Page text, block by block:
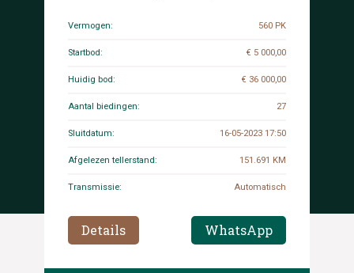
Vermogen: 560 PK
Startbod: € 5 000,00
Huidig bod: € 36 000,00
Aantal biedingen: 27
Sluitdatum: 16-05-2023 17:50
Afgelezen tellerstand: 151.691 KM
Transmissie: Automatisch
Details WhatsApp